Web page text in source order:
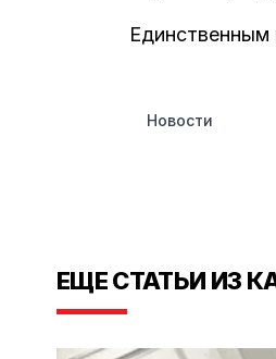
Новости
ЕЩЕ СТАТЬИ ИЗ